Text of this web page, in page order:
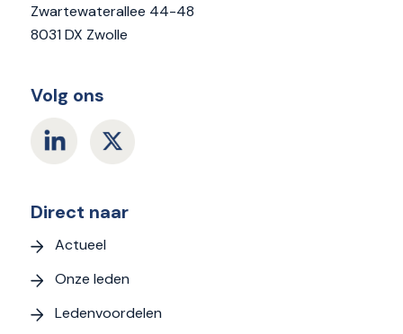
Zwartewaterallee 44-48
8031 DX Zwolle
Volg ons
Direct naar
Actueel
Onze leden
Ledenvoordelen